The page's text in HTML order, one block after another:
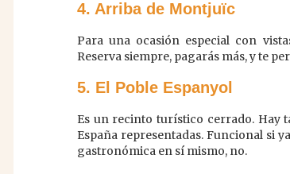
4. Arriba de Montjuïc
Para una ocasión especial con
Reserva siempre, pagarás más, y te
5. El Poble Espanyol
Es un recinto turístico cerrado. Hay
España representadas. Funcional si
gastronómica en sí mismo, no.